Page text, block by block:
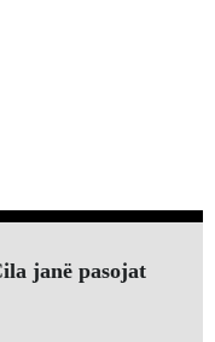
janë pasojat